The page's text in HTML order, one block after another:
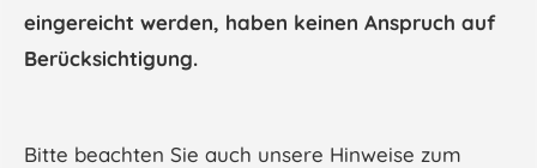
eingereicht werden, haben keinen Anspruch auf
Berücksichtigung.
Bitte beachten Sie auch unsere Hinweise zum